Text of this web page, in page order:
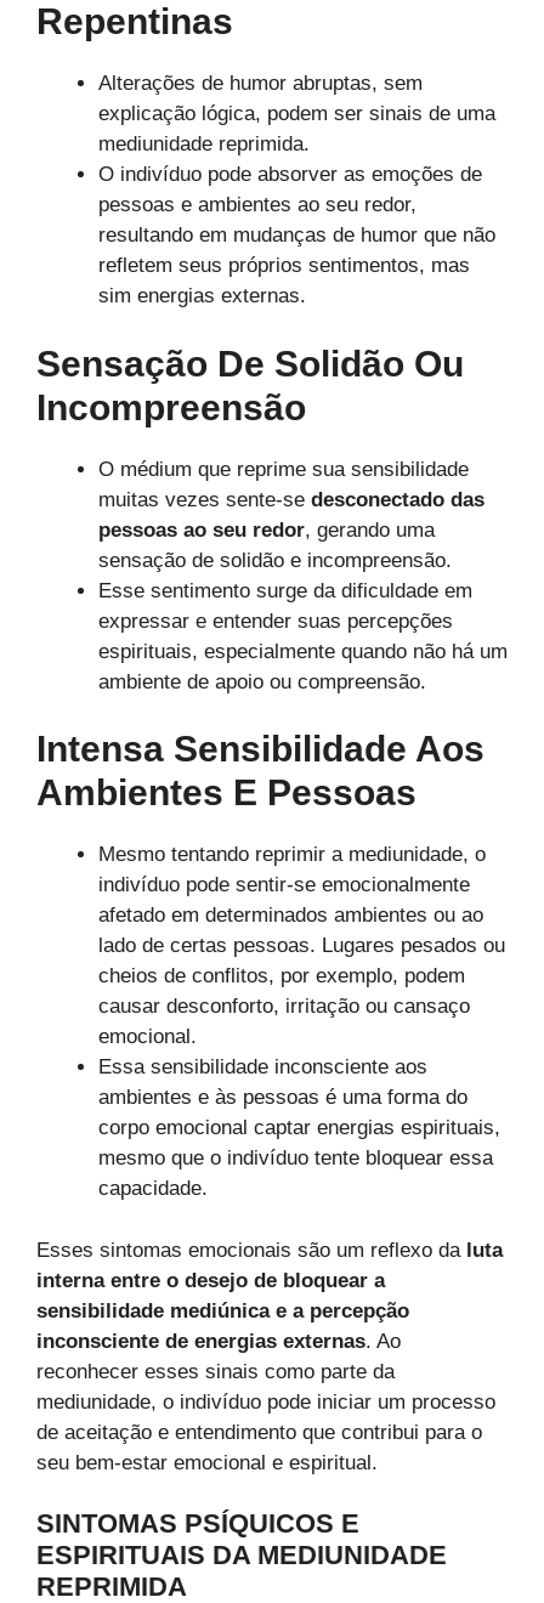
Repentinas
Alterações de humor abruptas, sem
explicação lógica, podem ser sinais de uma
mediunidade reprimida.
O indivíduo pode absorver as emoções de
pessoas e ambientes ao seu redor,
resultando em mudanças de humor que não
refletem seus próprios sentimentos, mas
sim energias externas.
Sensação De Solidão Ou
Incompreensão
O médium que reprime sua sensibilidade
muitas vezes sente-se desconectado das
pessoas ao seu redor, gerando uma
sensação de solidão e incompreensão.
Esse sentimento surge da dificuldade em
expressar e entender suas percepções
espirituais, especialmente quando não há um
ambiente de apoio ou compreensão.
Intensa Sensibilidade Aos
Ambientes E Pessoas
Mesmo tentando reprimir a mediunidade, o
indivíduo pode sentir-se emocionalmente
afetado em determinados ambientes ou ao
lado de certas pessoas. Lugares pesados ou
cheios de conflitos, por exemplo, podem
causar desconforto, irritação ou cansaço
emocional.
Essa sensibilidade inconsciente aos
ambientes e às pessoas é uma forma do
corpo emocional captar energias espirituais,
mesmo que o indivíduo tente bloquear essa
capacidade.
Esses sintomas emocionais são um reflexo da luta
interna entre o desejo de bloquear a
sensibilidade mediúnica e a percepção
inconsciente de energias externas. Ao
reconhecer esses sinais como parte da
mediunidade, o indivíduo pode iniciar um processo
de aceitação e entendimento que contribui para o
seu bem-estar emocional e espiritual.
SINTOMAS PSÍQUICOS E
ESPIRITUAIS DA MEDIUNIDADE
REPRIMIDA